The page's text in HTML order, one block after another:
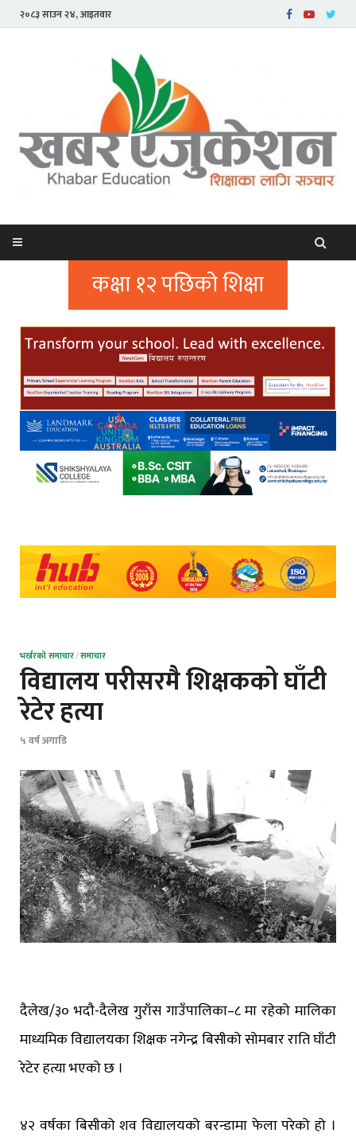
२०८३ साउन २४, आइतवार
कक्षा १२ पछिको शिक्षा
भर्खरको समाचार/समाचार
विद्यालय परीसरमै शिक्षकको घाँटी
रेटेर हत्या
५ वर्ष अगाडि
दैलेख/३० भदौ-दैलेख गुराँस गाउँपालिका–८ मा रहेको मालिका
माध्यमिक विद्यालयका शिक्षक नगेन्द्र बिसीको सोमबार राति घाँटी
रेटेर हत्या भएको छ ।
४२ वर्षका बिसीको शव विद्यालयको बरन्डामा फेला परेको हो ।